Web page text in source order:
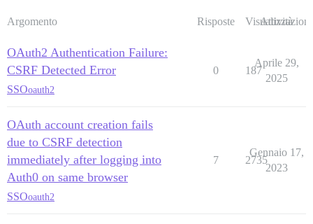
Argomento Risposte Visualizzazioni
Attività
OAuth2 Authentication Failure:
CSRF Detected Error
SSOoauth2
0 187
Aprile 29,
2025
OAuth account creation fails
due to CSRF detection
immediately after logging into
Auth0 on same browser
SSOoauth2
7 2735
Gennaio 17,
2023